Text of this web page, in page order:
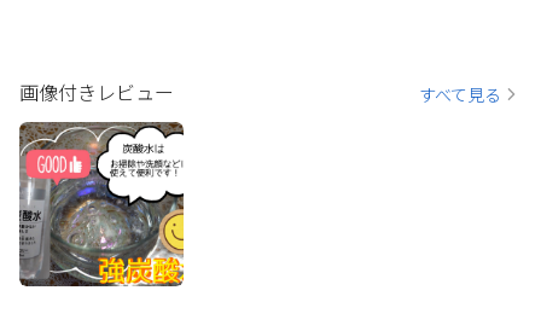
画像付きレビュー すべて見る